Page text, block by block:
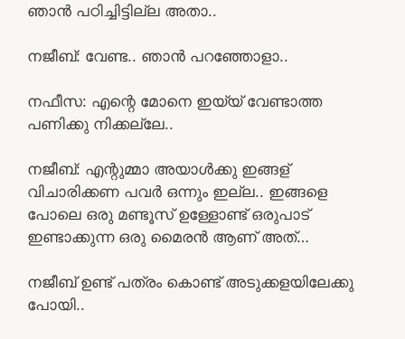
ഞാൻ പഠിച്ചിട്ടില്ല അതാ..
നജീബ്: വേണ്ട.. ഞാൻ പറഞ്ഞോളാ..
നഫീസ: എന്റെ മോനെ ഇയ്യ്‌ വേണ്ടാത്ത
പണിക്കു നിക്കല്ലേ..
നജീബ്: എന്റുമ്മാ അയാൾക്കു ഇങ്ങള്
വിചാരിക്കണ പവർ ഒന്നും ഇല്ല.. ഇങ്ങളെ
പോലെ ഒരു മണ്ടൂസ് ഉള്ളോണ്ട് ഒരുപാട്
ഇണ്ടാക്കുന്ന ഒരു മൈരൻ ആണ് അത്…
നജീബ് ഉണ്ട് പത്രം കൊണ്ട് അടുക്കളയിലേക്കു
പോയി..